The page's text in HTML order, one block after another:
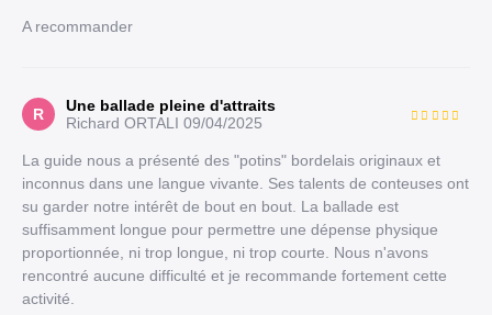
A recommander
R
Une ballade pleine d'attraits
Richard ORTALI 09/04/2025
La guide nous a présenté des "potins" bordelais originaux et
inconnus dans une langue vivante. Ses talents de conteuses ont
su garder notre intérêt de bout en bout. La ballade est
suffisamment longue pour permettre une dépense physique
proportionnée, ni trop longue, ni trop courte. Nous n'avons
rencontré aucune difficulté et je recommande fortement cette
activité.